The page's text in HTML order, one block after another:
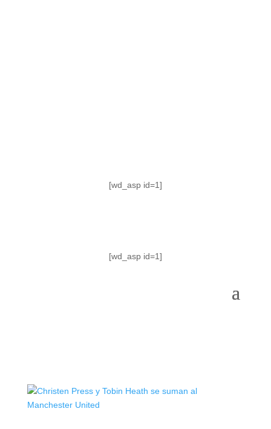
[wd_asp id=1]
[wd_asp id=1]